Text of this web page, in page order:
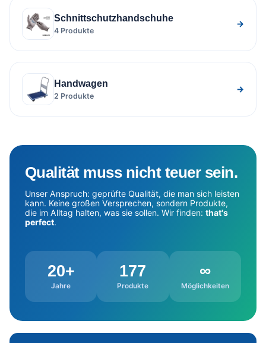
Schnittschutzhandschuhe
4 Produkte
→
Handwagen
2 Produkte
→
Qualität muss nicht teuer sein.
Unser Anspruch: geprüfte Qualität, die man sich leisten
kann. Keine großen Versprechen, sondern Produkte,
die im Alltag halten, was sie sollen. Wir finden: that's
perfect.
20+
Jahre
177
Produkte
∞
Möglichkeiten